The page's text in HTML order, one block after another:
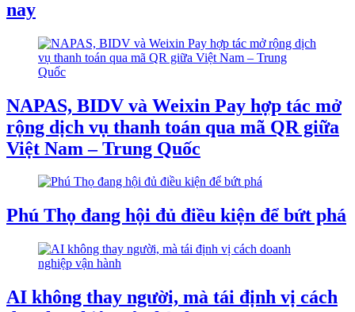
nay
NAPAS, BIDV và Weixin Pay hợp tác mở
rộng dịch vụ thanh toán qua mã QR giữa
Việt Nam – Trung Quốc
Phú Thọ đang hội đủ điều kiện để bứt phá
AI không thay người, mà tái định vị cách